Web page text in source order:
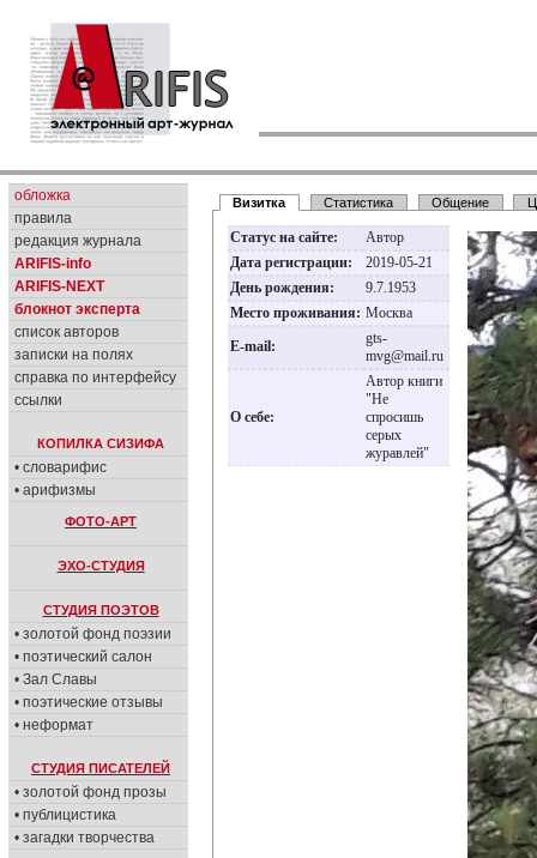
обложка
правила
редакция журнала
ARIFIS-info
ARIFIS-NEXT
блокнот эксперта
список авторов
записки на полях
справка по интерфейсу
ссылки
КОПИЛКА СИЗИФА
• словарифис
• арифизмы
ФОТО-АРТ
ЭХО-СТУДИЯ
СТУДИЯ ПОЭТОВ
• золотой фонд поэзии
• поэтический салон
• Зал Славы
• поэтические отзывы
• неформат
СТУДИЯ ПИСАТЕЛЕЙ
• золотой фонд прозы
• публицистика
• загадки творчества
Визитка Статистика Общение
Статус на сайте:
Автор
Дата регистрации:
2019-05-21
День рождения:
9.7.1953
Место проживания: Москва
E-mail:
gts-
mvg@mail.ru
О себе:
Автор книги
"Не
спросишь
серых
журавлей"